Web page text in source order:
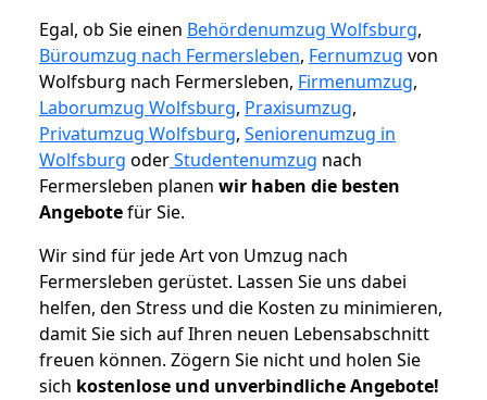
Egal, ob Sie einen Behördenumzug Wolfsburg,
Büroumzug nach Fermersleben, Fernumzug von
Wolfsburg nach Fermersleben, Firmenumzug,
Laborumzug Wolfsburg, Praxisumzug,
Privatumzug Wolfsburg, Seniorenumzug in
Wolfsburg oderStudentenumzug nach
Fermersleben planen wir haben die besten
Angebotefür Sie.
Wir sind für jede Art von Umzug nach
Fermersleben gerüstet. Lassen Sie uns dabei
helfen, den Stress und die Kosten zu minimieren,
damit Sie sich auf Ihren neuen Lebensabschnitt
freuen können. Zögern Sie nicht und holen Sie
sich kostenlose und unverbindliche Angebote!